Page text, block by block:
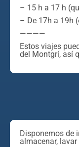
– 15 h a 17 h
– De 17h a 19h
————
Estos viajes
del Montgrí, así
Disponemos de
almacenar,